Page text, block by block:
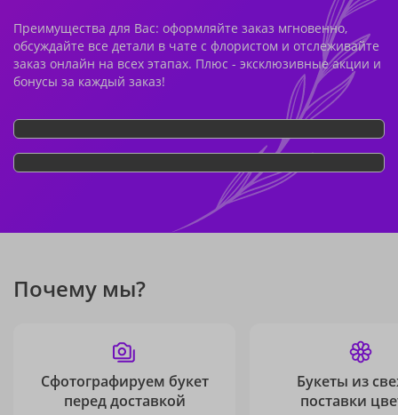
Преимущества для Вас: оформляйте заказ мгновенно,
обсуждайте все детали в чате с флористом и отслеживайте
заказ онлайн на всех этапах. Плюс - эксклюзивные акции и
бонусы за каждый заказ!
Почему мы?
Сфотографируем букет
перед доставкой
Букеты из
поставки